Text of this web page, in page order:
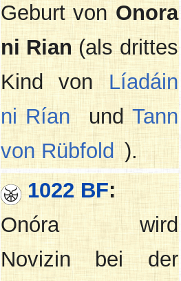
Geburt vonOnora
ni Rian(als drittes
Kind vonLíadáin
ni Rían und Tann
von Rübfold ).
1022 BF:
Onóra wird
Novizin bei der